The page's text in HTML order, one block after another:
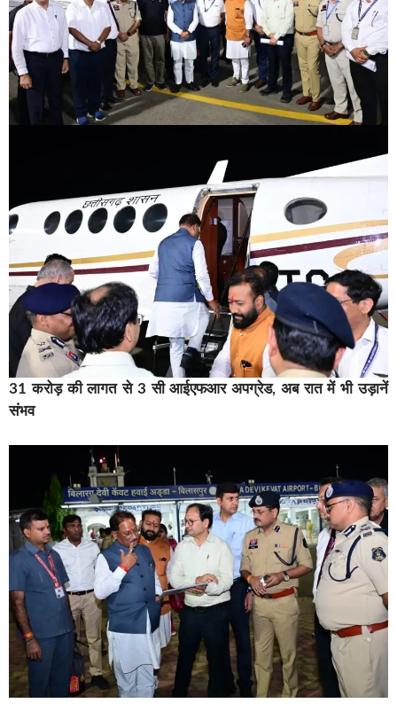
31 करोड़ की लागत से 3 सी आईएफआर अपग्रेड, अब रात में भी उड़ानें
संभव